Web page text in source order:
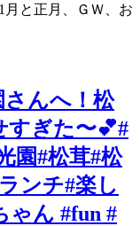
月と正月、ＧＷ、お
んへ！松
すぎた〜💕#
園#松茸#松
ンチ#楽し
ゃん #fun #